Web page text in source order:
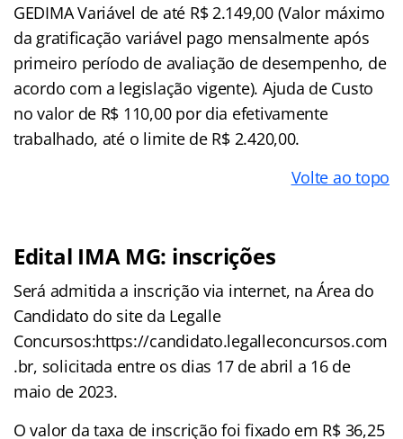
GEDIMA Variável de até R$ 2.149,00 (Valor máximo
da gratificação variável pago mensalmente após
primeiro período de avaliação de desempenho, de
acordo com a legislação vigente). Ajuda de Custo
no valor de R$ 110,00 por dia efetivamente
trabalhado, até o limite de R$ 2.420,00.
Volte ao topo
Edital IMA MG: inscrições
Será admitida a inscrição via internet, na Área do
Candidato do site da Legalle
Concursos:https://candidato.legalleconcursos.com
.br, solicitada entre os dias 17 de abril a 16 de
maio de 2023.
O valor da taxa de inscrição foi fixado em R$ 36,25